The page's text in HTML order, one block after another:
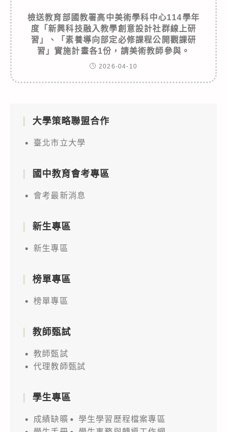
檢送教育部國教署高中美術學科中心114學年
度「新興科技融入教學創意設計社群線上研
習」、「素養導向部定必修課程公開觀課研
習」實施計畫各1份，請美術教師參與。
2026-04-10
大學策略聯盟合作
臺北市立大學
國中教育會考專區
會考最新消息
新生專區
新生專區
榜單專區
榜單專區
教師甄試
教師甄試
代理教師甄試
學生專區
成績缺曠
學生學習歷程檔案專區